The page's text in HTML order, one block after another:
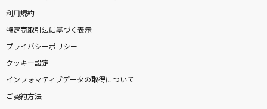
嵐(アラシ)
臍淑女-ヴィーナス-
ANTENNA
Mrs. GREEN APPLE
利用規約
特定商取引法に基づく表示
プライバシーポリシー
クッキー設定
インフォマティブデータの取得について
ご契約方法